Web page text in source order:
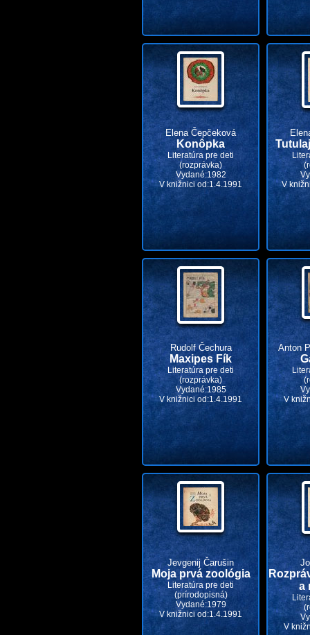
Elena Čepčeková
Konôpka
Literatúra pre deti
(rozprávka)
Vydané:1982
V knižnici od:1.4.1991
V
Rudolf Čechura
Maxipes Fík
Literatúra pre deti
(rozprávka)
Vydané:1985
V knižnici od:1.4.1991
Anton
V
Jevgenij Čarušin
Moja prvá zoológia
Literatúra pre deti
(prírodopisná)
Vydané:1979
V knižnici od:1.4.1991
a
V